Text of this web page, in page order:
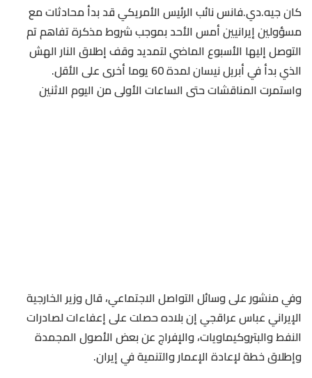
كان جيه.دي.فانس نائب الرئيس الأمريكي قد بدأ محادثات مع
مسؤولين إيرانيين أمس الأحد بموجب شروط مذكرة تفاهم تم
التوصل إليها الأسبوع الماضي لتمديد وقف إطلاق النار الهش
الذي بدأ في أبريل نيسان لمدة 60 يوما أخرى على الأقل.
واستمرت ​المناقشات حتى الساعات الأولى من اليوم الاثنين
وفي منشور على وسائل التواصل الاجتماعي، قال وزير الخارجية
الإيراني عباس عراقجي إن بلاده حصلت على إعفاءات لصادرات
النفط والبتروكيماويات، والإفراج عن بعض الأصول المجمدة
وإطلاق خطة لإعادة الإعمار ​والتنمية في إيران.